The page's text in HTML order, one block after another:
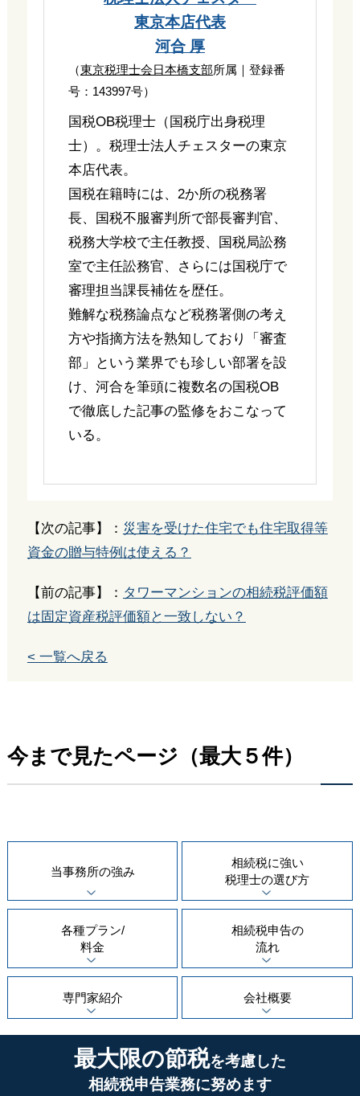
東京本店代表
河合 厚
（東京税理士会日本橋支部所属｜登録番
号：143997号）
国税OB税理士（国税庁出身税理
士）。税理士法人チェスターの東京
本店代表。
国税在籍時には、2か所の税務署
長、国税不服審判所で部長審判官、
税務大学校で主任教授、国税局訟務
室で主任訟務官、さらには国税庁で
審理担当課長補佐を歴任。
難解な税務論点など税務署側の考え
方や指摘方法を熟知しており「審査
部」という業界でも珍しい部署を設
け、河合を筆頭に複数名の国税OB
で徹底した記事の監修をおこなって
いる。
【次の記事】： 災害を受けた住宅でも住宅取得等
資金の贈与特例は使える？
【前の記事】： タワーマンションの相続税評価額
は固定資産税評価額と一致しない？
< 一覧へ戻る
今まで見たページ（最大５件）
当事務所の強み
相続税に強い
税理士の選び方
各種プラン/
料金
相続税申告の
流れ
専門家紹介 会社概要
最大限の節税を考慮した
相続税申告業務に努めます